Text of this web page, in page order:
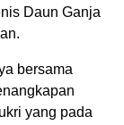
Daun Ganja
bersama
yang pada